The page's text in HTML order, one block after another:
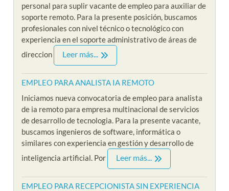
personal para suplir vacante de empleo para auxiliar de
soporte remoto. Para la presente posición, buscamos
profesionales con nivel técnico o tecnológico con
experiencia en el soporte administrativo de áreas de
direccion
Leer más...
EMPLEO PARA ANALISTA IA REMOTO
Iniciamos nueva convocatoria de empleo para analista
de ia remoto para empresa multinacional de servicios
de desarrollo de tecnologia. Para la presente vacante,
buscamos ingenieros de software, informática o
similares con experiencia en gestión y desarrollo de
inteligencia artificial. Por
Leer más...
EMPLEO PARA RECEPCIONISTA SIN EXPERIENCIA